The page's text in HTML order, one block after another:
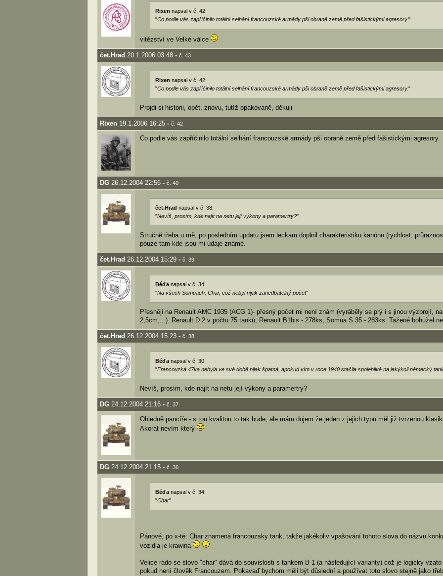
Rixen napsal v č. 42:
"Co podle vás zapříčinilo totální selhání francouzské armády pši obraně země před fašistickými agresory."
vitězství ve Velké válce
čet.Hrad 20.1.2006 03:48 - č. 43
Rixen napsal v č. 42:
"Co podle vás zapříčinilo totální selhání francouzské armády pši obraně země před fašistickými agresory."
Projdi si historii, opět, znovu, tutíž opakovaně, děkuji
Rixen 19.1.2006 16:25 - č. 42
Co podle vás zapříčinilo totální selhání francouzské armády pši obraně země před fašistickými agresory.
DG 26.12.2004 22:56 - č. 40
čet.Hrad napsal v č. 38:
"Nevíš, prosím, kde najít na netu její výkony a paramertry?"
Stručně třeba u mě, po posledním updatu jsem leckam doplnil charakteristiku kanónu (rychlost,
pouze tam kde jsou mi údaje známé.
čet.Hrad 26.12.2004 15:29 - č. 39
Béďa napsal v č. 34:
"Na všech Somuach, Char, což nebyl nijak zanedbatelný počet"
Přesněji na Renault AMC 1935 (ACG 1)- přesný počet mi není znám (vyráběly se prý i s jinou výzbrojí,
2,5cm,...). Renault D 2 v počtu 75 tanků, Renault B1bis - 278ks, Somua S 35 - 283ks. Tažené bohužel
čet.Hrad 26.12.2004 15:23 - č. 38
Béďa napsal v č. 30:
"Francouzká 47ka nebyla ve své době nijak špatná, apokud vím v roce 1940 stačila spolehlivě na jakýkoli německý
Nevíš, prosím, kde najít na netu její výkony a paramertry?
DG 24.12.2004 21:16 - č. 37
Ohledně pancíře - s tou kvalitou to tak bude, ale mám dojem že jeden z jejich typů měl již tvrzenou
Akorát nevím který
DG 24.12.2004 21:15 - č. 36
Béďa napsal v č. 34:
"Char"
Pánové, po x-té: Char znamená francouzsky tank, takže jakékoliv vpašování tohoto slova do názvu
vozidla je krawina
Velice rádo se slovo "char" dává do souvislosti s tankem B-1 (a následující varianty) což je logicky vzato
pokud není člověk Francouzem. Pokavaď bychom měli být důslední a používat toto slovo stejně jako